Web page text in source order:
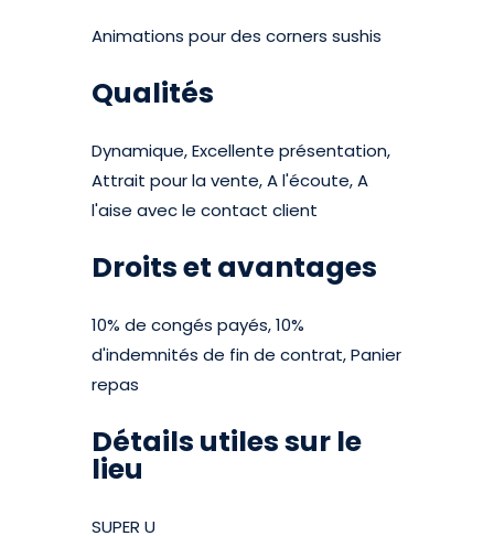
Animations pour des corners sushis
Qualités
Dynamique, Excellente présentation,
Attrait pour la vente, A l'écoute, A
l'aise avec le contact client
Droits et avantages
10% de congés payés, 10%
d'indemnités de fin de contrat, Panier
repas
Détails utiles sur le
lieu
SUPER U